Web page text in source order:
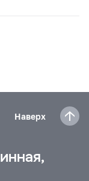
Наверх